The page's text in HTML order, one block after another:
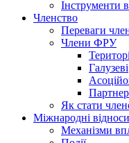
Інструменти
Членство
Переваги
Члени ФРУ
Галузеві
Як стати
Міжнародні
Механізми